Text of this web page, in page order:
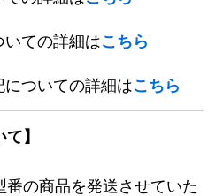
ての詳細はこちら
ついての詳細はこちら
】
の商品を発送させていた